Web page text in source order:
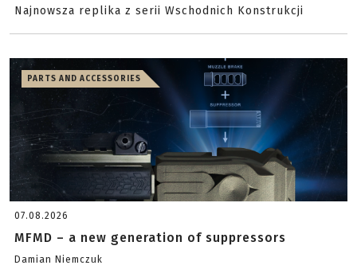
Najnowsza replika z serii Wschodnich Konstrukcji
PARTS AND ACCESSORIES
07.08.2026
MFMD – a new generation of suppressors
Damian Niemczuk